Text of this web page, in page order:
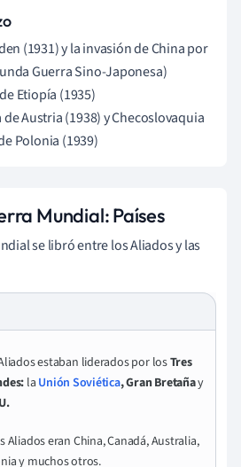
(1931) y la invasión de China por
Guerra Sino-Japonesa)
Etiopía (1935)
Austria (1938) y Checoslovaquia
Polonia (1939)
Mundial: Países
se libró entre los Aliados y las
estaban liderados por losTres
la Unión Soviética, Gran Bretañay
Aliados eran China, Canadá, Australia,
y muchos otros.